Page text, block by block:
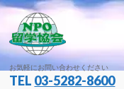
お気軽にお問い合わせください
TEL 03-5282-8600